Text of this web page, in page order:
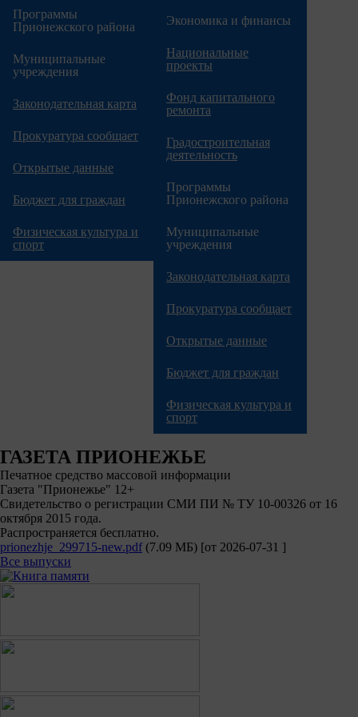
Программы
Прионежского района
Муниципальные
учреждения
Законодательная карта
Прокуратура сообщает
Открытые данные
Бюджет для граждан
Физическая культура и
спорт
Экономика и финансы
Национальные
проекты
Фонд капитального
ремонта
Градостроительная
деятельность
Программы
Прионежского района
Муниципальные
учреждения
Законодательная карта
Прокуратура сообщает
Открытые данные
Бюджет для граждан
Физическая культура и
спорт
ГАЗЕТА ПРИОНЕЖЬЕ
Печатное средство массовой информации
Газета "Прионежье" 12+
Свидетельство о регистрации СМИ ПИ № ТУ 10-00326 от 16
октября 2015 года.
Распространяется бесплатно.
prionezhje_299715-new.pdf (7.09 МБ) [от 2026-07-31 ]
Все выпуски